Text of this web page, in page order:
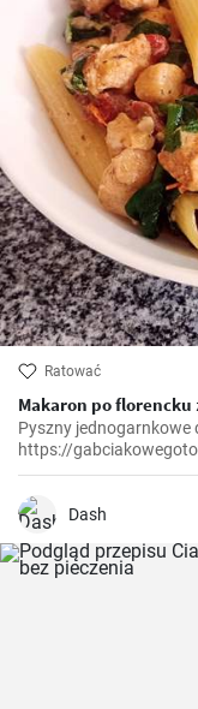
Ratować
Makaron po
Pyszny jednogarnkowe
https://
po-florencku-z-
Dash